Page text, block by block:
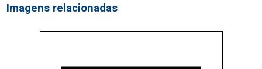
Imagens relacionadas